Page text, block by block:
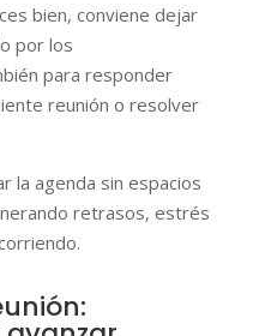
bien, conviene dejar
por los
para responder
reunión o resolver
la agenda sin espacios
retrasos, estrés